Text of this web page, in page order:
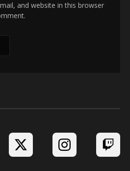
and website in this browser